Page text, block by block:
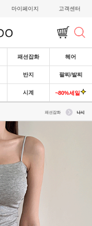
마이페이지 고객센터
패션잡화 헤어
반지 팔찌/발찌
시계 ~80%세일
패션잡화 나시